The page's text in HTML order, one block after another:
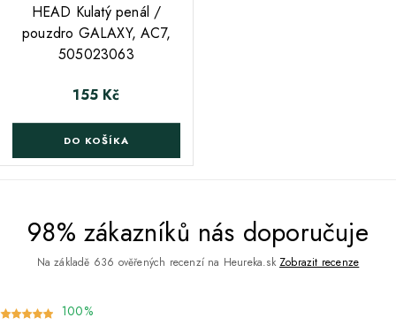
HEAD Kulatý penál /
pouzdro GALAXY, AC7,
505023063
Cena
155 Kč
DO KOŠÍKA
98% zákazníků nás doporučuje
Na základě 636 ověřených recenzí na Heureka.sk Zobrazit recenze
100%